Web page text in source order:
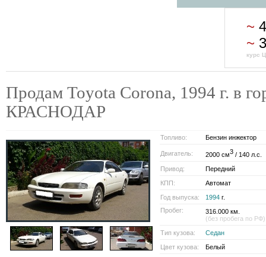
~
~
курс
Продам Toyota Corona, 1994 г. в
КРАСНОДАР
Топливо: Бензин инжектор
Двигатель: 2000 см3 / 140 л.с.
Привод:
Передний
КПП:
Автомат
Год выпуска:
1994 г.
Пробег:
316.000 км.
(без пробега по РФ)
Тип кузова:
Седан
Цвет кузова:
Белый